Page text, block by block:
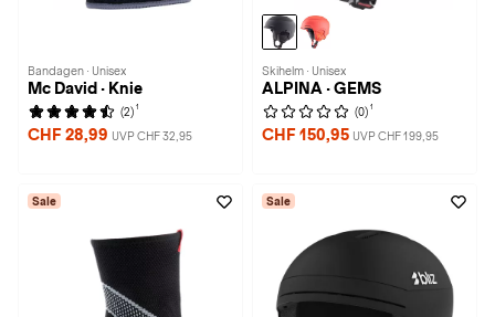
Bandagen · Unisex
Mc David · Knie
(2) 1
CHF 28,99 UVP CHF 32,95
Skihelm · Unisex
ALPINA · GEMS
(0) 1
CHF 150,95 UVP CHF 199,95
Sale Sale